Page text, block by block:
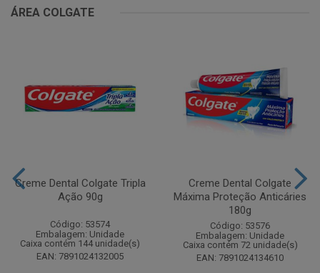
ÁREA COLGATE
Creme Dental Colgate Tripla
Ação 90g
Código: 53574
Embalagem: Unidade
Caixa contém 144 unidade(s)
EAN: 7891024132005
Creme Dental Colgate
Máxima Proteção Anticáries
180g
Código: 53576
Embalagem: Unidade
Caixa contém 72 unidade(s)
EAN: 7891024134610